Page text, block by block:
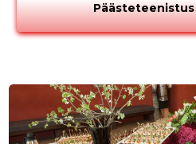
Päästeteenistus